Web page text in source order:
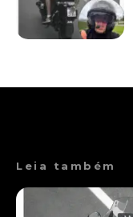
Leia também